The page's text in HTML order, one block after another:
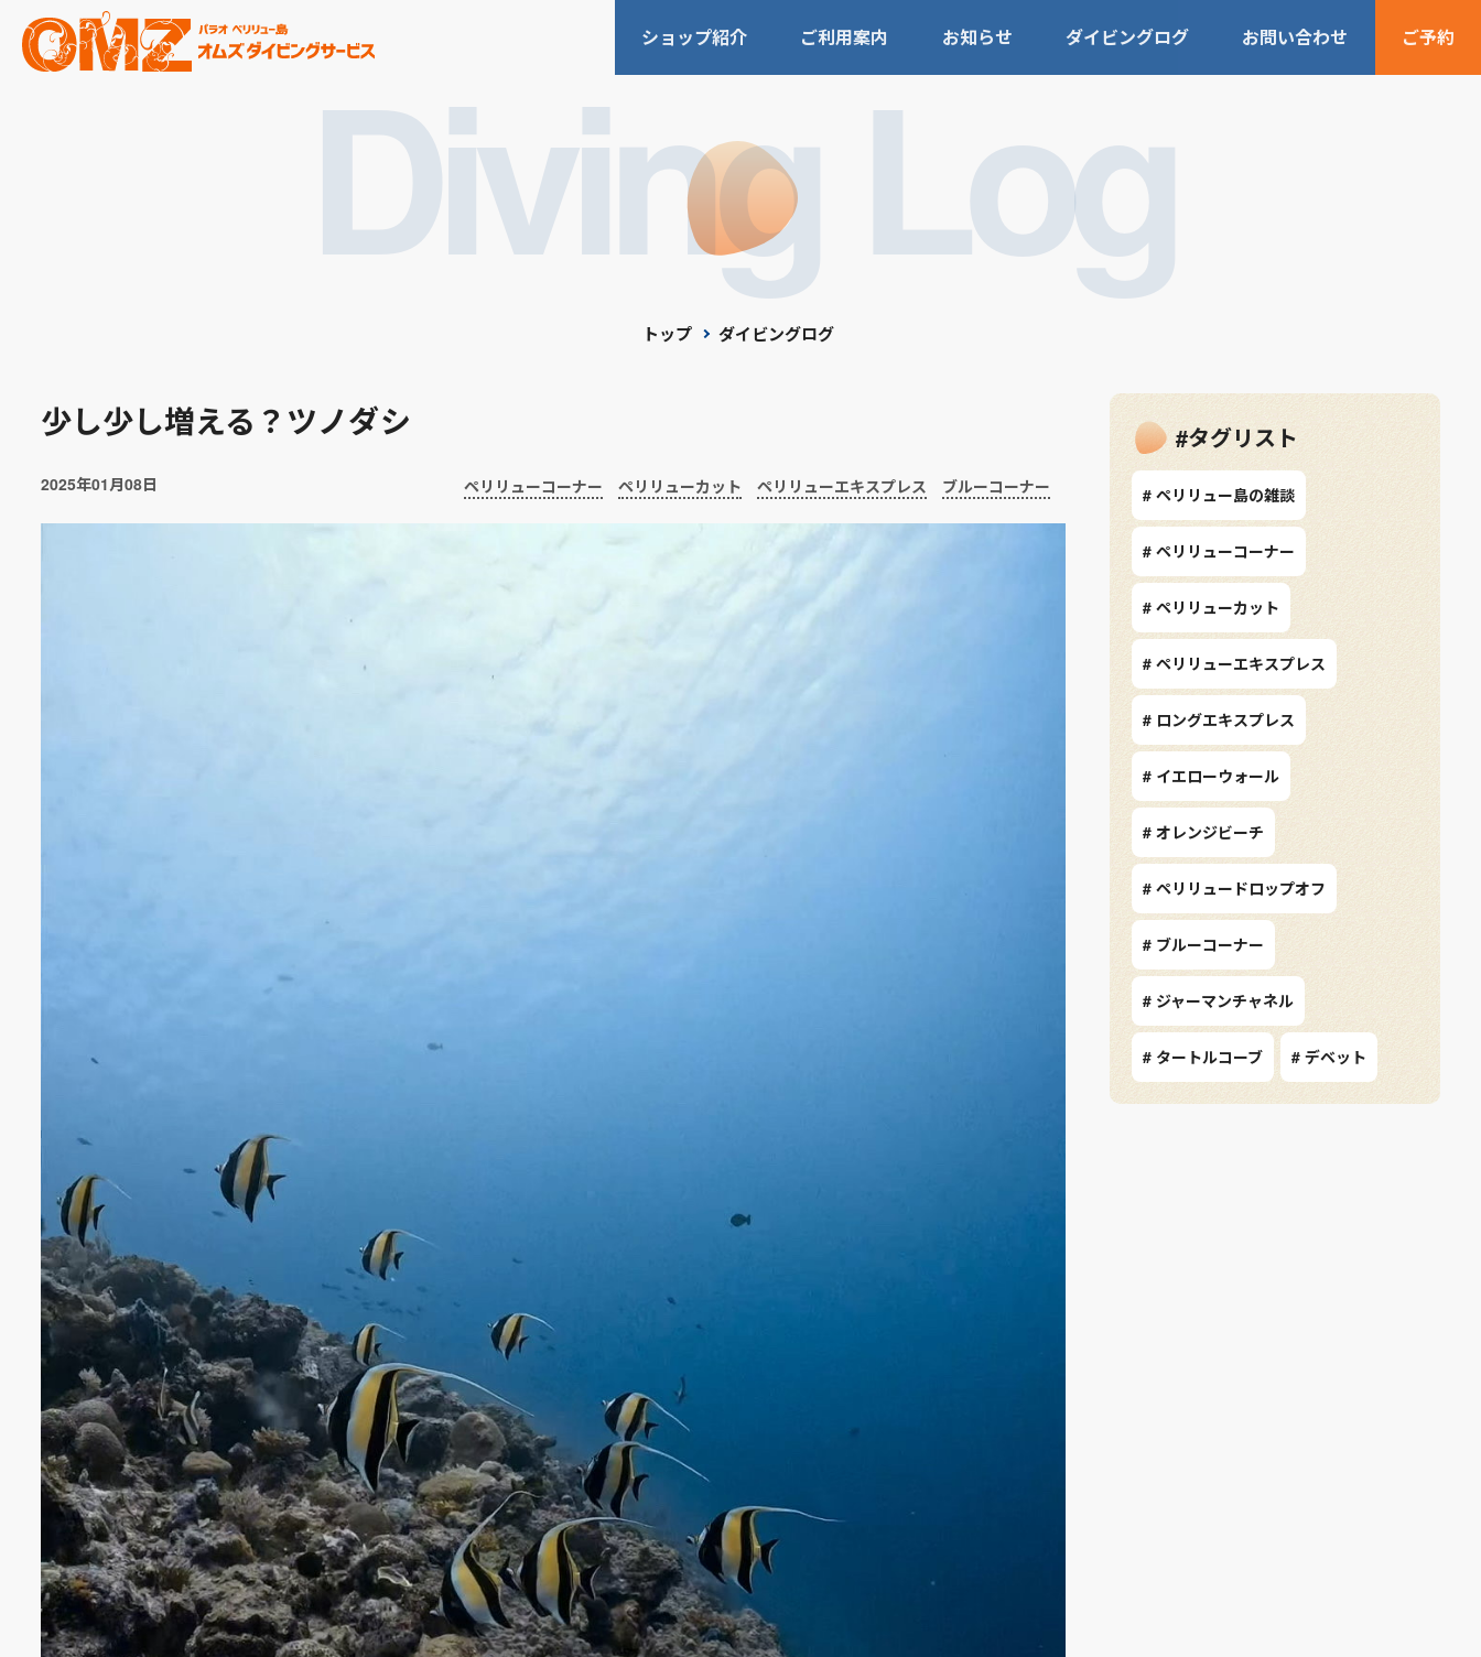
ショップ紹介 ご利用案内 お知らせ ダイビングログ お問い合わせ ご予約
Diving Log
トップ ダイビングログ
少し少し増える？ツノダシ
2025年01月08日 ペリリューコーナー ペリリューカット ペリリューエキスプレス ブルーコーナー
#タグリスト
# ペリリュー島の雑談
# ペリリューコーナー
# ペリリューカット
# ペリリューエキスプレス
# ロングエキスプレス
# イエローウォール
# オレンジビーチ
# ペリリュードロップオフ
# ブルーコーナー
# ジャーマンチャネル
# タートルコーブ # デベット